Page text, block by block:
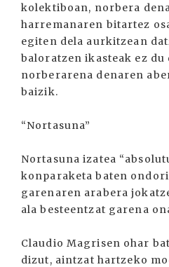
kolektiboan, norbera
harremanaren bitartez
egiten dela aurkitzean
baloratzen ikasteak ez
norberarena denaren
baizik.
“Nortasuna”
Nortasuna izatea
konparaketa baten
garenaren arabera
ala besteentzat garena
Claudio Magrisen ohar
dizut, aintzat hartzeko